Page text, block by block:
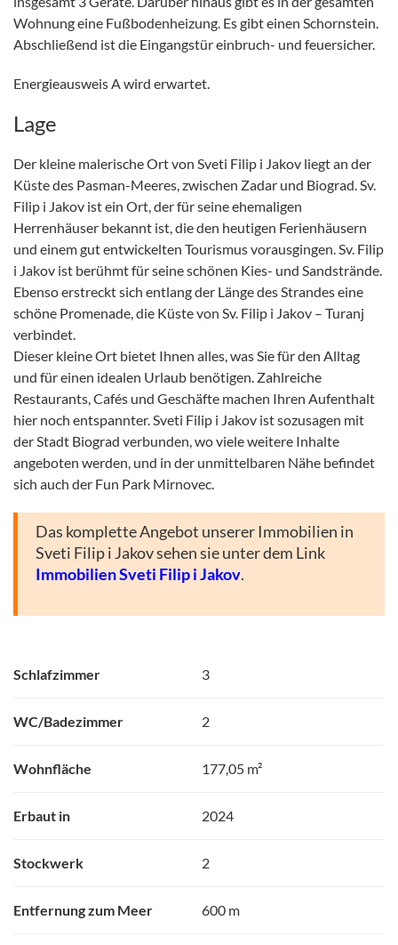
Wohnung eine Fußbodenheizung. Es gibt einen Schornstein.
Abschließend ist die Eingangstür einbruch- und feuersicher.
Energieausweis A wird erwartet.
Lage
Der kleine malerische Ort von Sveti Filip i Jakov liegt an der
Küste des Pasman-Meeres, zwischen Zadar und Biograd. Sv.
Filip i Jakov ist ein Ort, der für seine ehemaligen
Herrenhäuser bekannt ist, die den heutigen Ferienhäusern
und einem gut entwickelten Tourismus vorausgingen. Sv. Filip
i Jakov ist berühmt für seine schönen Kies- und Sandstrände.
Ebenso erstreckt sich entlang der Länge des Strandes eine
schöne Promenade, die Küste von Sv. Filip i Jakov – Turanj
verbindet.
Dieser kleine Ort bietet Ihnen alles, was Sie für den Alltag
und für einen idealen Urlaub benötigen. Zahlreiche
Restaurants, Cafés und Geschäfte machen Ihren Aufenthalt
hier noch entspannter. Sveti Filip i Jakov ist sozusagen mit
der Stadt Biograd verbunden, wo viele weitere Inhalte
angeboten werden, und in der unmittelbaren Nähe befindet
sich auch der Fun Park Mirnovec.
Das komplette Angebot unserer Immobilien in
Sveti Filip i Jakov sehen sie unter dem Link
Immobilien Sveti Filip i Jakov.
Schlafzimmer 3
WC/Badezimmer 2
Wohnfläche 177,05 m²
Erbaut in 2024
Stockwerk 2
Entfernung zum Meer 600 m